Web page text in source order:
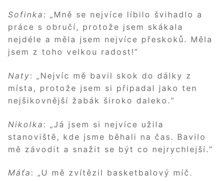
Sofinka : „Mně se nejvíce líbilo švihadlo a
práce s obručí, protože jsem skákala
nejdéle a měla jsem nejvíce přeskoků. Měla
jsem z toho velkou radost!“
Naty: „Nejvíc mě bavil skok do dálky z
místa, protože jsem si připadal jako ten
nejšikovnější žabák široko daleko.“
Nikolka : „Já jsem si nejvíce užila
stanoviště, kde jsme běhali na čas. Bavilo
mě závodit a snažit se být co nejrychlejší.“
Máťa : „U mě zvítězil basketbalový míč.